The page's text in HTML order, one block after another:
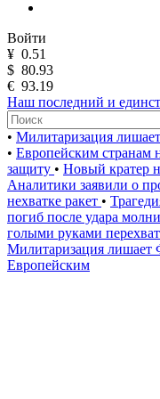
Войти
¥ 0.51
$ 80.93
€ 93.19
Наш последний и
• Милитаризация
• Европейским странам
защиту • Новый кратер
Аналитики заявили о
нехватке ракет •
погиб после удара
голыми руками
Милитаризация лишает
Европейским